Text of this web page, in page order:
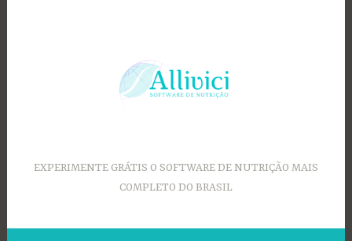
EXPERIMENTE GRÁTIS O SOFTWARE DE NUTRIÇÃO MAIS
COMPLETO DO BRASIL